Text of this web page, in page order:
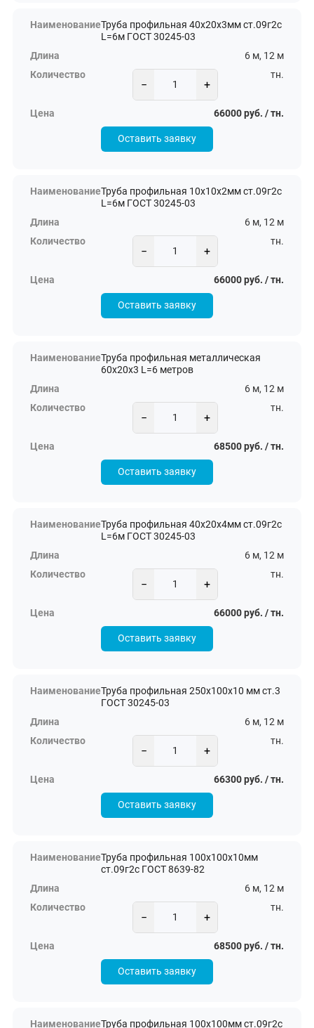
Труба профильная 40х20х3мм ст.09г2с
L=6м ГОСТ 30245-03
6 м, 12 м
− +
тн.
66000 руб. / тн.
Оставить заявку
Труба профильная 10х10х2мм ст.09г2с
L=6м ГОСТ 30245-03
6 м, 12 м
− +
тн.
66000 руб. / тн.
Оставить заявку
Труба профильная металлическая
60х20х3 L=6 метров
6 м, 12 м
− +
тн.
68500 руб. / тн.
Оставить заявку
Труба профильная 40х20х4мм ст.09г2с
L=6м ГОСТ 30245-03
6 м, 12 м
− +
тн.
66000 руб. / тн.
Оставить заявку
Труба профильная 250х100х10 мм ст.3
ГОСТ 30245-03
6 м, 12 м
− +
тн.
66300 руб. / тн.
Оставить заявку
Труба профильная 100х100х10мм
ст.09г2с ГОСТ 8639-82
6 м, 12 м
− +
тн.
68500 руб. / тн.
Оставить заявку
Труба профильная 100х100мм ст.09г2с